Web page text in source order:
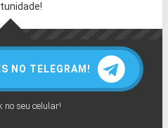
NO TELEGRAM!
no seu celular!